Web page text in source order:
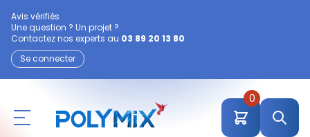
Avis vérifiés
Une question ? Un projet ?
Contactez nos experts au 03 89 20 13 80
Se connecter
0